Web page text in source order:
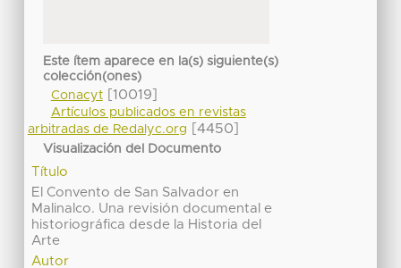
Este ítem aparece en la(s) siguiente(s)
colección(ones)
Conacyt[10019]
Artículos publicados en revistas
arbitradas de Redalyc.org
[4450]
Visualización del Documento
Título
El Convento de San Salvador en
Malinalco. Una revisión documental e
historiográfica desde la Historia del
Arte
Autor